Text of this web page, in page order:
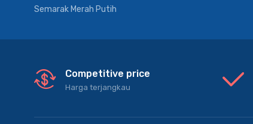
Semarak Merah Putih
Competitive price
Harga terjangkau